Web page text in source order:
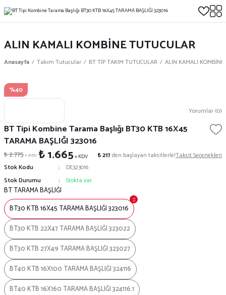
ALIN KAMALI KOMBİNE TUTUCULAR
Anasayfa Takım Tutucular BT TİP TAKIM TUTUCULAR ALIN KAMALI
%40
Yorumlar (0)
BT Tipi Kombine Tarama Başlığı BT30 KTB 16X45
TARAMA BAŞLIĞI 323016
₺ 2.775+ KDV ₺ 1.665+ KDV ₺ 217den başlayan taksitlerle!Taksit Seçenekleri
Stok Kodu
DE323016
Stok Durumu
Stokta var
BT TARAMA BAŞLIĞI
BT30 KTB 16X45 TARAMA BAŞLIĞI 323016
BT30 KTB 22X47 TARAMA BAŞLIĞI 323022
BT30 KTB 27X49 TARAMA BAŞLIĞI 323027
BT40 KTB 16X100 TARAMA BAŞLIĞI 324116
BT40 KTB 16X160 TARAMA BAŞLIĞI 324116.1